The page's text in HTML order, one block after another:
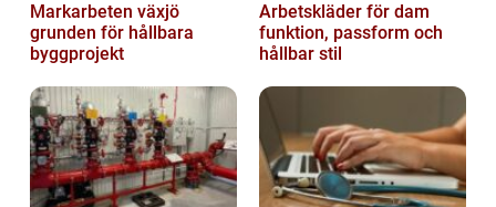
Markarbeten växjö
grunden för hållbara
byggprojekt
Arbetskläder för dam
funktion, passform och
hållbar stil